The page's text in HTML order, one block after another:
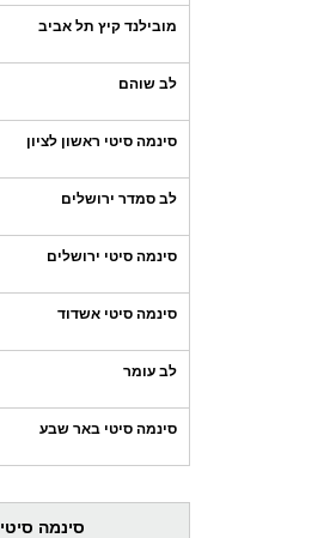
מובילנד קיץ תל אביב
לב שוהם
סינמה סיטי ראשון לציון
לב סמדר ירושלים
סינמה סיטי ירושלים
סינמה סיטי אשדוד
לב עומר
סינמה סיטי באר שבע
סינמה סיטי